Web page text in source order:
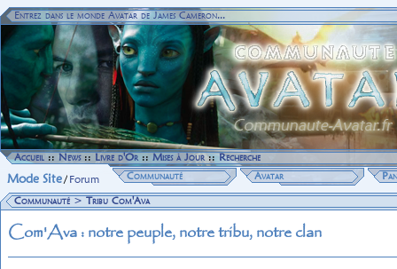
Entrez dans le monde Avatar de James Cameron...
Accueil::News::Livre d'Or::Mises à Jour::Recherche
Mode Site/ Forum Communauté Avatar
Communauté >Tribu Com'Ava
Com'Ava : notre peuple, notre tribu, notre clan